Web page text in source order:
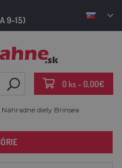
9-15)
0 ks - 0,00€
Náhradné diely Brinsea